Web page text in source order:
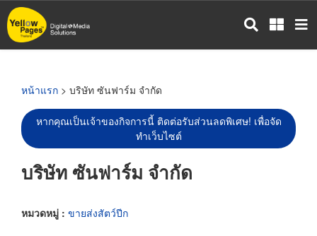
ข้าม
ไป
หน้าแรก > บริษัท ซันฟาร์ม จำกัด
หากคุณเป็นเจ้าของกิจการนี้ ติดต่อรับส่วนลดพิเศษ! เพื่อจัด
ทำเว็บไซต์
บริษัท ซันฟาร์ม จำกัด
หมวดหมู่ : ขายส่งสัตว์ปีก